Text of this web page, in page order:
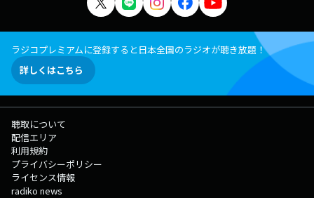
ラジコプレミアムに登録すると日本全国のラジオが聴き放題！
詳しくはこちら
聴取について
配信エリア
利用規約
プライバシーポリシー
ライセンス情報
radiko news